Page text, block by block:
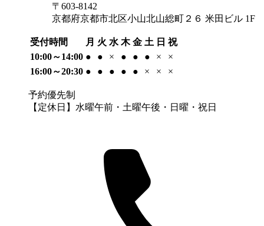
〒603-8142
京都府京都市北区小山北山総町２６ 米田ビル 1F
受付時間 月 火 水 木 金 土 日 祝
10:00～14:00 ● ● × ● ● ● ×
×
16:00～20:30 ● ● ● ● ● × × ×
予約優先制
【定休日】水曜午前・土曜午後・日曜・祝日